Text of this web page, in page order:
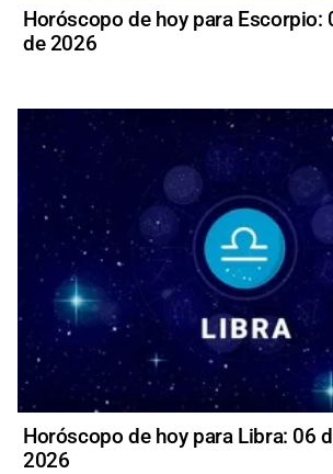
Horóscopo de hoy para Escorpio:
de 2026
Horóscopo de hoy para Libra: 06
2026